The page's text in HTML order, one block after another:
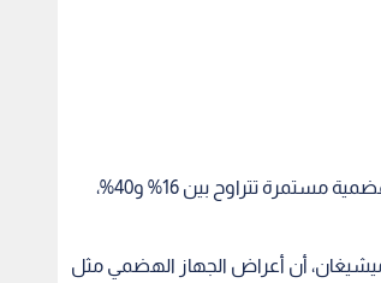
وتشير الدراسات إلى أن نسبة المصابين بكوفيد الذين يعانون من مشاكل هضمية مستمرة تتراوح بين 16% و40%،
أن أعراض الجهاز الهضمي مثل